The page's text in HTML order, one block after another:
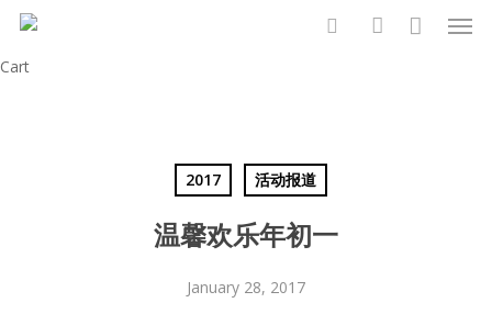
Skip
main
CartClose
2017 活动报道
温馨欢乐年初一
January 28, 2017